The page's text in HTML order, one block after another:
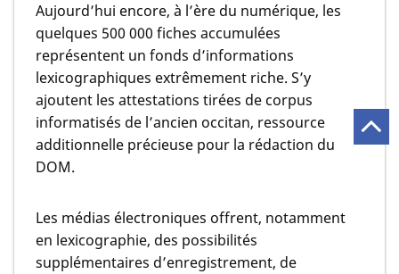
Aujourd’hui encore, à l’ère du numérique, les
quelques 500 000 fiches accumulées
représentent un fonds d’informations
lexicographiques extrêmement riche. S’y
ajoutent les attestations tirées de corpus
informatisés de l’ancien occitan, ressource
additionnelle précieuse pour la rédaction du
DOM.
Les médias électroniques offrent, notamment
en lexicographie, des possibilités
supplémentaires d’enregistrement, de